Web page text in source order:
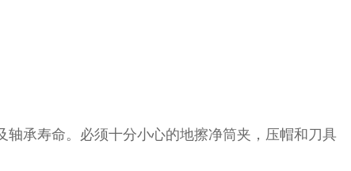
承寿命。必须十分小心的地擦净筒夹，压帽和刀具